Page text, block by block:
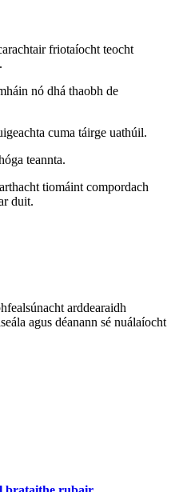
friotaíocht teocht
nó dhá thaobh de
cuma táirge uathúil.
teannta.
tiomáint compordach
duit.
arddearaidh
agus déanann sé nuálaíocht